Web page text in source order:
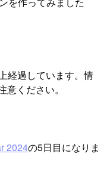
経過しています。情
ください。
2024の5日目になりま